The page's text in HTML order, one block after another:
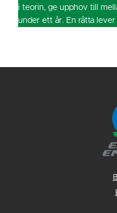
i teorin, ge upphov till
under ett år. En råtta lever